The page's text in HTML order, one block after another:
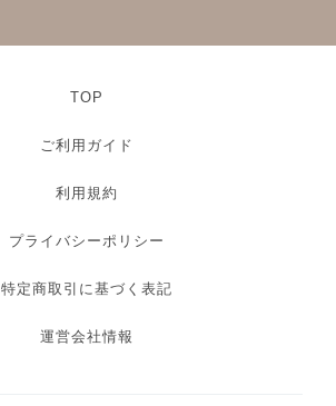
TOP
ご利用ガイド
利用規約
プライバシーポリシー
特定商取引に基づく表記
運営会社情報